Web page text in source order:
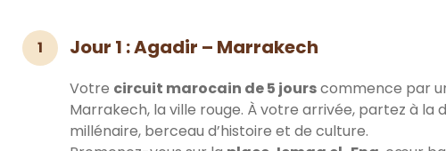
1 Jour 1 : Agadir – Marrakech
Votre circuit marocain de 5 jourscommence par
Marrakech, la ville rouge. À votre arrivée, partez à
millénaire, berceau d’histoire et de culture.